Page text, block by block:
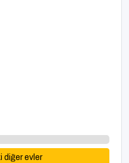
diğer evler